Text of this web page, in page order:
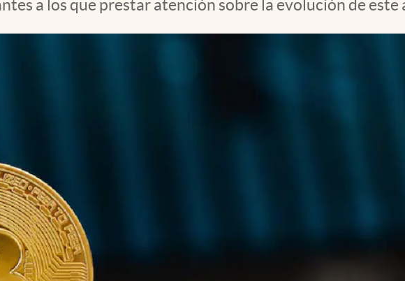
a los que prestar atención sobre la evolución de este